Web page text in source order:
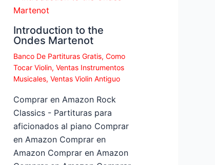
Introduction to the
Ondes Martenot
Banco De Partituras Gratis, Como
Tocar Violin, Ventas Instrumentos
Musicales, Ventas Violin Antiguo
Comprar en Amazon Rock
Classics - Partituras para
aficionados al piano Comprar
en Amazon Comprar en
Amazon Comprar en Amazon